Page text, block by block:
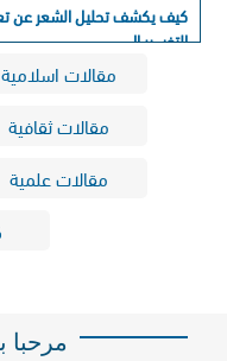
كيف يكشف تحليل الشعر عن
التفسير الكيميائي لذاكرة الجسم
مقالات اسلامية
مقالات ثقافية
مقالات علمية
مرحبا